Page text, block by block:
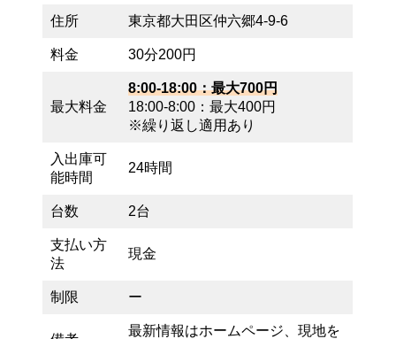
住所 東京都大田区仲六郷4-9-6
料金 30分200円
最大料金
8:00-18:00：最大700円
18:00-8:00：最大400円
※繰り返し適用あり
入出庫可
能時間
24時間
台数 2台
支払い方
法
現金
制限 ー
最新情報はホームページ、現地を